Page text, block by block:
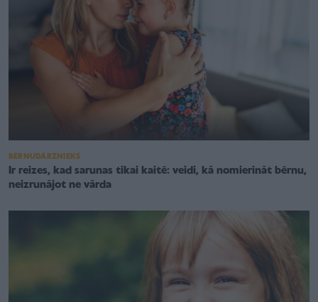
BĒRNUDĀRZNIEKS
Ir reizes, kad sarunas tikai kaitē: veidi, kā nomierināt bērnu,
neizrunājot ne vārda